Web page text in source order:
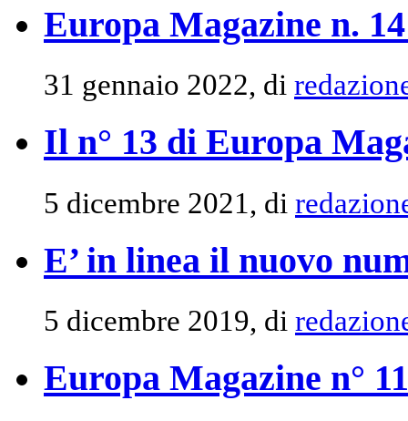
Europa Magazine n.
31 gennaio 2022, di
Il n° 13 di Europa
5 dicembre 2021, di
E’ in linea il nuovo
5 dicembre 2019, di
Europa Magazine n°